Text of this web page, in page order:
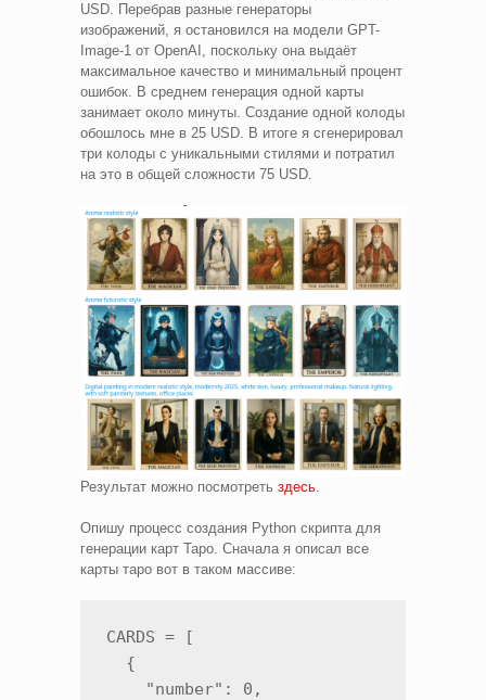
USD. Перебрав разные генераторы
изображений, я остановился на модели GPT-
Image-1 от OpenAI, поскольку она выдаёт
максимальное качество и минимальный процент
ошибок. В среднем генерация одной карты
занимает около минуты. Создание одной колоды
обошлось мне в 25 USD. В итоге я сгенерировал
три колоды с уникальными стилями и потратил
на это в общей сложности 75 USD.
Результат можно посмотреть здесь
Опишу процесс создания Python скрипта для
генерации карт Таро. Сначала я описал все
карты таро вот в таком массиве:
CARDS = [
  {
    "number": 0,